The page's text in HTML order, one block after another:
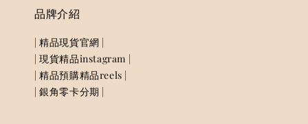
品牌介紹
| 精品現貨官網 |
| 現貨精品instagram |
| 精品預購精品reels |
| 銀角零卡分期 |